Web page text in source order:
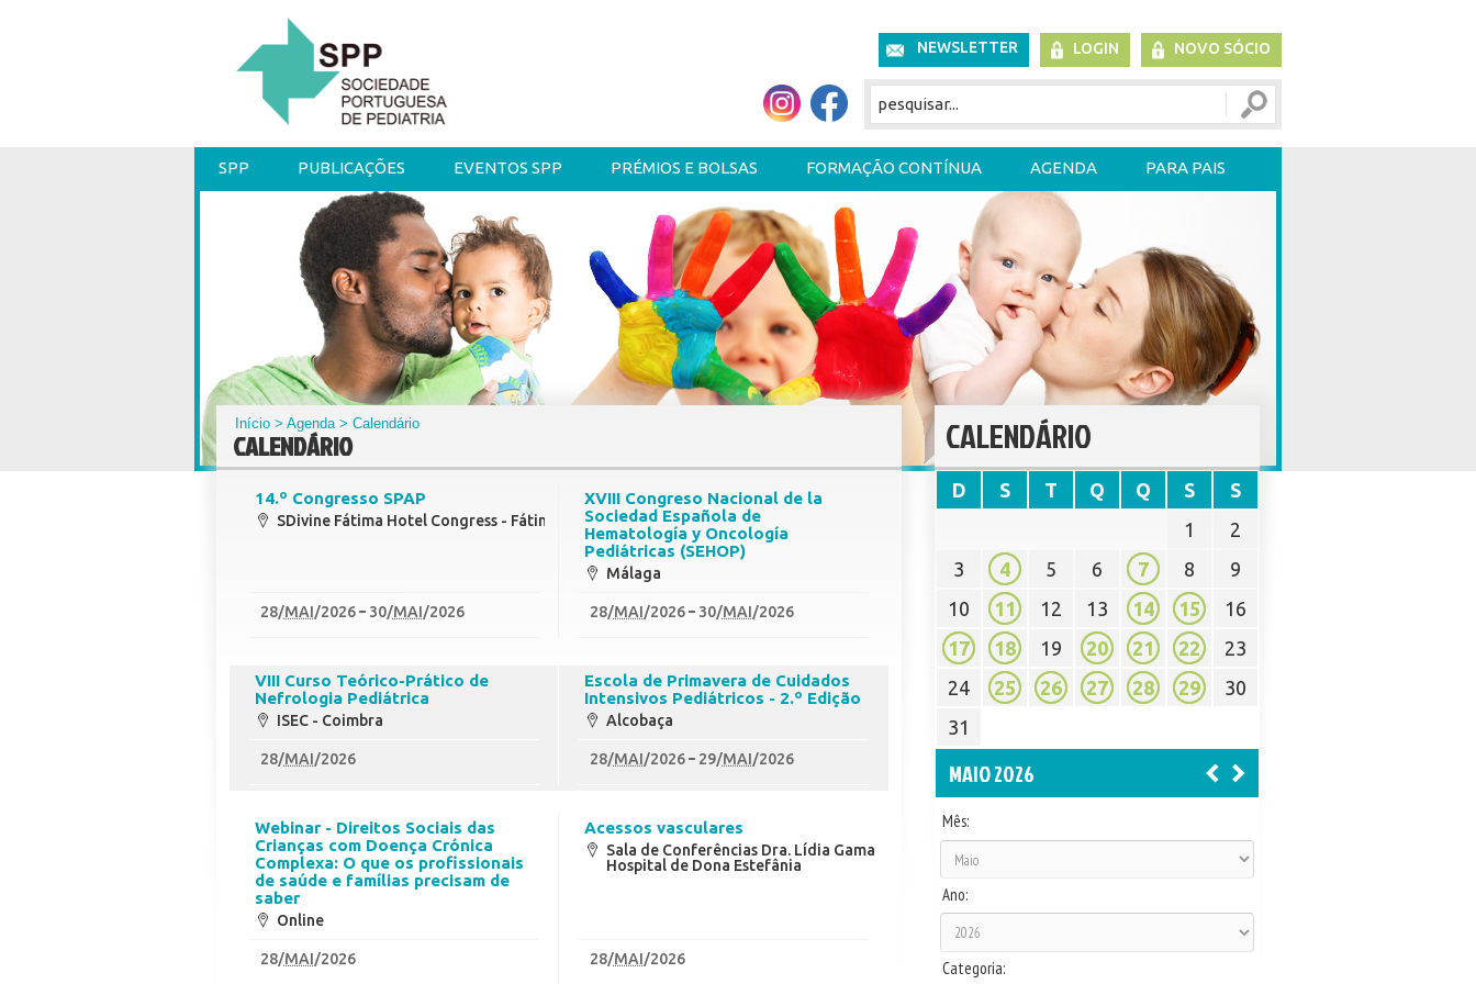
NEWSLETTER LOGIN NOVO SÓCIO
SPP PUBLICAÇÕES EVENTOS SPP PRÉMIOS E BOLSAS FORMAÇÃO CONTÍNUA AGENDA PARA PAIS
Início >Agenda> Calendário
CALENDÁRIO
14.º Congresso SPAP
SDivine Fátima Hotel Congress - Fátima
28/MAI/2026 30/MAI/2026
XVIII Congreso Nacional de la
Sociedad Española de
Hematología y Oncología
Pediátricas (SEHOP)
Málaga
28/MAI/2026 30/MAI/2026
VIII Curso Teórico-Prático de
Nefrologia Pediátrica
ISEC - Coimbra
28/MAI/2026
Escola de Primavera de Cuidados
Intensivos Pediátricos - 2.º Edição
Alcobaça
28/MAI/2026 29/MAI/2026
Webinar - Direitos Sociais das
Crianças com Doença Crónica
Complexa: O que os profissionais
de saúde e famílias precisam de
saber
Online
28/MAI/2026
Acessos vasculares
Sala de Conferências Dra. Lídia Gama -
Hospital de Dona Estefânia
28/MAI/2026
CALENDÁRIO
D S T Q Q S
S
1
2
3
4 5 6 7 8
9
10
11 12 13 14 15
16
17
18 19 20 21 22
23
24
25 26 27 28 29
30
31
MAIO 2026
Mês:
Ano:
Categoria: